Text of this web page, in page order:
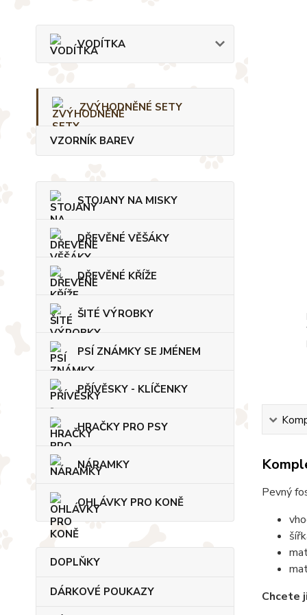
VODÍTKA
ZVÝHODNĚNÉ SETY
VZORNÍK BAREV
STOJANY NA MISKY
DŘEVĚNÉ VĚŠÁKY
DŘEVĚNÉ KŘÍŽE
ŠITÉ VÝROBKY
PSÍ ZNÁMKY SE JMÉNEM
PŘÍVĚSKY - KLÍČENKY
HRAČKY PRO PSY
NÁRAMKY
OHLÁVKY PRO KONĚ
DOPLŇKY
DÁRKOVÉ POUKAZY
Pevný
Chcete